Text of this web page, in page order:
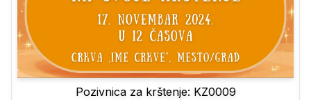
Pozivnica za krštenje: KZ0009